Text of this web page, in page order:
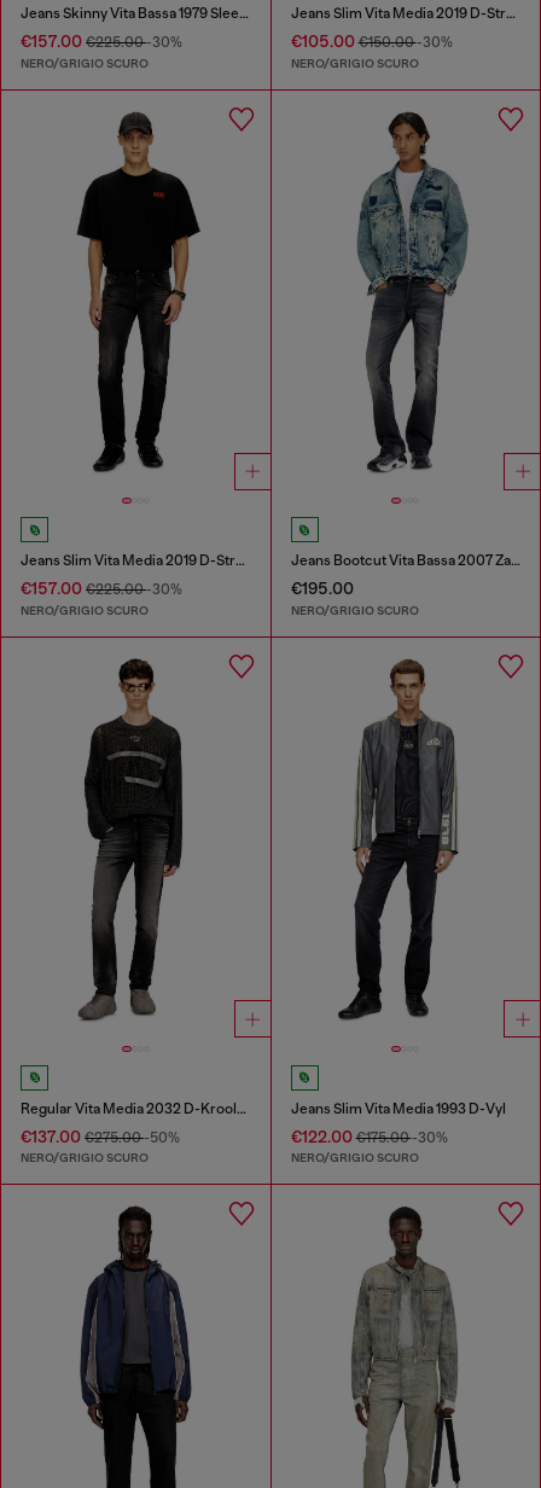
Jeans Skinny Vita Bassa 1979 Sleenker
€157.00 €225.00-30%
NERO/GRIGIO SCURO
Jeans Slim Vita Media 2019 D-Strukt
€105.00€150.00-30%
NERO/GRIGIO SCURO
Jeans Slim Vita Media 2019 D-Strukt
€157.00 €225.00-30%
NERO/GRIGIO SCURO
Jeans Bootcut Vita Bassa 2007 Zatiny
€195.00
NERO/GRIGIO SCURO
Regular Vita Media 2032 D-Krooley Joggjeans®
€137.00 €275.00-50%
NERO/GRIGIO SCURO
Jeans Slim Vita Media 1993 D-Vyl
€122.00€175.00-30%
NERO/GRIGIO SCURO